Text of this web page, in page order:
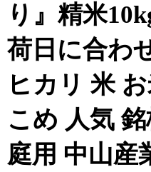
り』精米
荷日に合わ
ヒカリ 米
こめ 人気
庭用 中山産